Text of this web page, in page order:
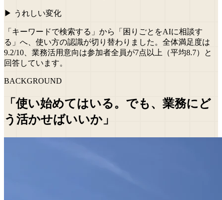
▶ うれしい変化
「キーワードで検索する」から「困りごとをAIに相談す
る」へ、使い方の認識が切り替わりました。全体満足度は
9.2/10、業務活用意向は参加者全員が7点以上（平均8.7）と
回答しています。
BACKGROUND
「使い始めてはいる。でも、業務にど
う活かせばいいか」